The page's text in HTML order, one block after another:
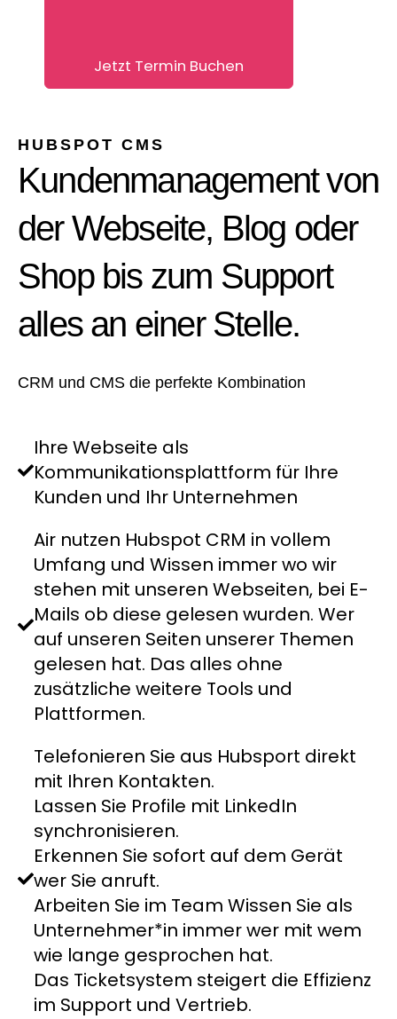
Jetzt Termin Buchen
HUBSPOT CMS
Kundenmanagement von
der Webseite, Blog oder
Shop bis zum Support
alles an einer Stelle.
CRM und CMS die perfekte Kombination
Ihre Webseite als
Kommunikationsplattform für Ihre
Kunden und Ihr Unternehmen
Air nutzen Hubspot CRM in vollem
Umfang und Wissen immer wo wir
stehen mit unseren Webseiten, bei E-
Mails ob diese gelesen wurden. Wer
auf unseren Seiten unserer Themen
gelesen hat. Das alles ohne
zusätzliche weitere Tools und
Plattformen.
Telefonieren Sie aus Hubsport direkt
mit Ihren Kontakten.
Lassen Sie Profile mit LinkedIn
synchronisieren.
Erkennen Sie sofort auf dem Gerät
wer Sie anruft.
Arbeiten Sie im Team Wissen Sie als
Unternehmer*in immer wer mit wem
wie lange gesprochen hat.
Das Ticketsystem steigert die Effizienz
im Support und Vertrieb.